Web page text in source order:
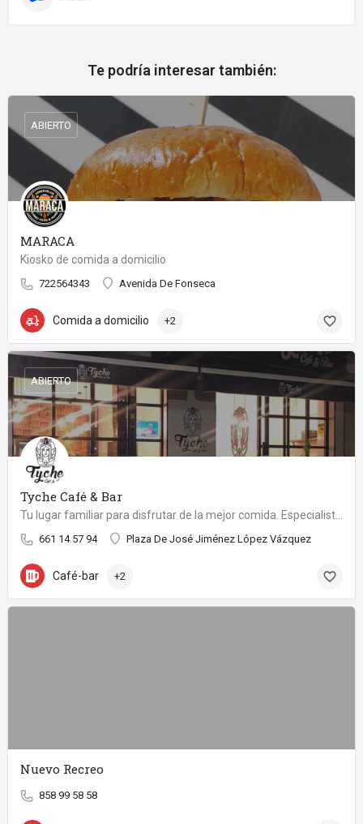
Te podría interesar también:
MARACA
Kiosko de comida a domicilio
722564343 Avenida De Fonseca
ABIERTO
Comida a domicilio +2
Tyche Café & Bar
661 14 57 94 Plaza De José Jiménez López Vázquez
ABIERTO
Café-bar +2
Nuevo Recreo
858 99 58 58